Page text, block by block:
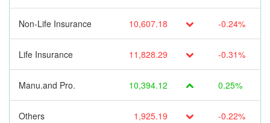
Non-Life Insurance 10,607.18 -0.24%
Life Insurance 11,828.29 -0.31%
Manu.and Pro. 10,394.12 0.25%
Others 1,925.19 -0.22%